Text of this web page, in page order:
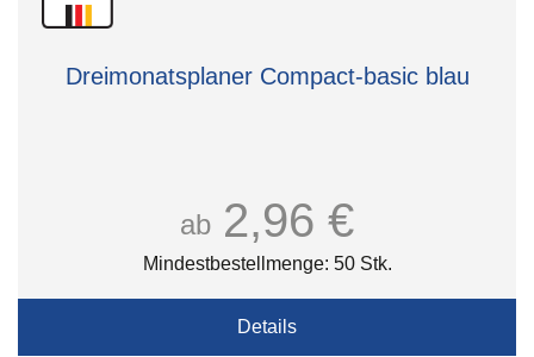
Dreimonatsplaner Compact-basic blau
ab 2,96 €
Mindestbestellmenge: 50 Stk.
Details